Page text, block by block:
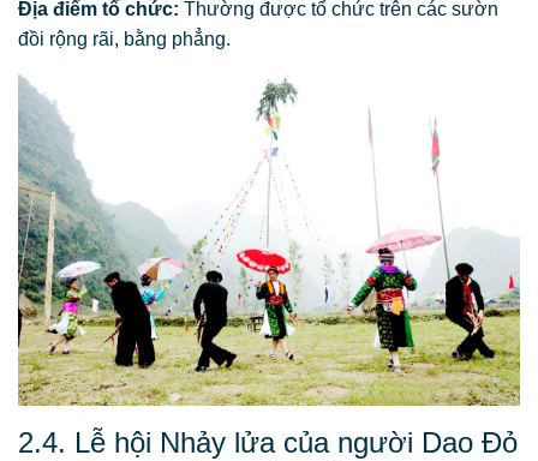
Địa điểm tổ chức: Thường được tổ chức trên các sườn
đồi rộng rãi, bằng phẳng.
2.4. Lễ hội Nhảy lửa của người Dao Đỏ